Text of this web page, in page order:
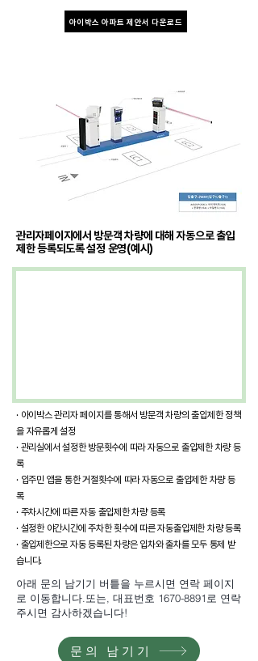
아이박스 아파트 제안서 다운로드
​관리자페이지에서 방문객 차량에 대해 자동으로 출입
제한 등록되도록 설정 운영(예시)
· 아이박스 관리자 페이지를 통해서 방문객 차량의 출입제한 정책
을 자유롭게 설정
· 관리실에서 설정한 방문횟수에 따라 자동으로 출입제한 차량 등
록
· 입주민 앱을 통한 거절횟수에 따라 자동으로 출입제한 차량 등
록
· 주차시간에 따른 자동 출입제한 차량 등록​
· 설정한 야간시간에 주차한 횟수에 따른 자동출입제한 차량 등록
· ​출입제한으로 자동 등록된 차량은 입차와 출차를 모두 통제 받
습니다.
아래 문의 남기기 버틑을 누르시면 연락 페이지
로 이동합니다.또는, 대표번호 1670-8891 로 연락
주시면 감사하겠습니다!
문의 남기기